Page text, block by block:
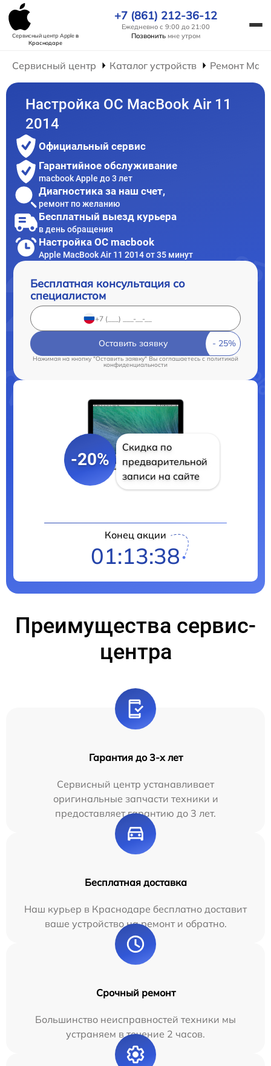
Сервисный центр Appleв
Краснодаре
+7 (861) 212-36-12
Ежедневно с 9:00 до 21:00
Позвонить мне утром
Сервисный центр Каталог устройств Ремонт
Настройка ОС MacBook Air 11
2014
Официальный сервис
Гарантийное обслуживание
macbook Apple до 3 лет
Диагностика за наш счет,
ремонт по желанию
Бесплатный выезд курьера
в день обращения
Настройка ОС macbook
Apple MacBook Air 11 2014 от 35 минут
Бесплатная консультация со
специалистом
Оставить заявку
Нажимая на кнопку "Оставить заявку" Вы соглашаетесь cполитикой
конфиденциальности
-20%
Скидка по
предварительной
записи на сайте
Конец акции
01:13:37
Преимущества сервис-
центра
Гарантия до 3-х лет
Сервисный центр устанавливает
оригинальные запчасти техники и
предоставляет гарантию до 3 лет.
Бесплатная доставка
Наш курьер в Краснодаре бесплатно доставит
ваше устройство на ремонт и обратно.
Срочный ремонт
Большинство неисправностей техники мы
устраняем в течение 2 часов.